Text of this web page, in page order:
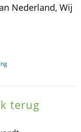
Nederland, Wij
terug